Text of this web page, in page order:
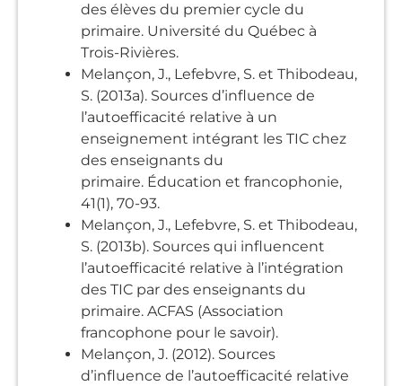
des élèves du premier cycle du
primaire. Université du Québec à
Trois-Rivières.
Melançon, J., Lefebvre, S. et Thibodeau,
S. (2013a). Sources d’influence de
l’autoefficacité relative à un
enseignement intégrant les TIC chez
des enseignants du
primaire. Éducation et francophonie,
41(1), 70-93.
Melançon, J., Lefebvre, S. et Thibodeau,
S. (2013b). Sources qui influencent
l’autoefficacité relative à l’intégration
des TIC par des enseignants du
primaire. ACFAS (Association
francophone pour le savoir).
Melançon, J. (2012). Sources
d’influence de l’autoefficacité relative